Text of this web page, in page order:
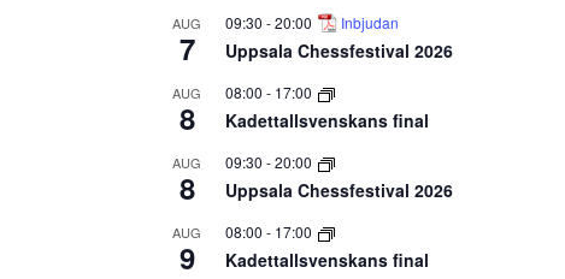
AUG
7
09:30 -20:00 Inbjudan
Uppsala Chessfestival 2026
AUG
8
08:00 - 17:00
Kadettallsvenskans final
AUG
8
09:30 -20:00
Uppsala Chessfestival 2026
AUG
9
08:00 - 17:00
Kadettallsvenskans final